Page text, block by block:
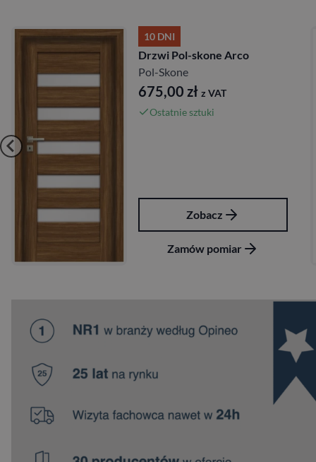
10 DNI
Drzwi Pol-skone Arco
Pol-Skone
675,00
z VAT
Ostatnie sztuki
Zamów pomiar